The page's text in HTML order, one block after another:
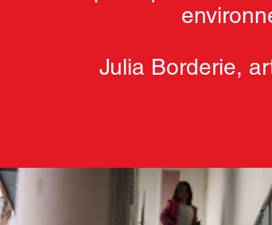
Julia Borderie,